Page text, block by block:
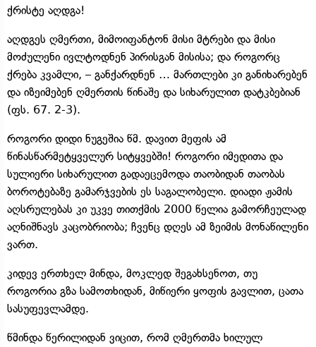
ქრისტე აღდგა!
აღდგეს ღმერთი, მიმოიფანტონ მისი მტრები და მისი
მოძულენი ივლტოდნენ პირისგან მისისა; და როგორც
ქრება კვამლი, – განქარდნენ … მართლები კი განიხარებენ
და იზეიმებენ ღმერთის წინაშე და სიხარულით დატკბებიან
(ფს. 67. 2-3).
როგორი დიდი ნუგეშია წმ. დავით მეფის ამ
წინასწარმეტყველურ სიტყვებში! როგორი იმედითა და
სულიერი სიხარულით გადაეცემოდა თაობიდან თაობას
ბოროტებაზე გამარჯვების ეს საგალობელი. დიადი ჟამის
აღსრულებას კი უკვე თითქმის 2000 წელია გამორჩეულად
აღნიშნავს კაცობრიობა; ჩვენც დღეს ამ ზეიმის მონაწილენი
ვართ.
კიდევ ერთხელ მინდა, მოკლედ შეგახსენოთ, თუ
როგორია გზა სამოთხიდან, მიწიერი ყოფის გავლით, ცათა
სასუფევლამდე.
წმინდა წერილიდან ვიცით, რომ ღმერთმა ხილულ